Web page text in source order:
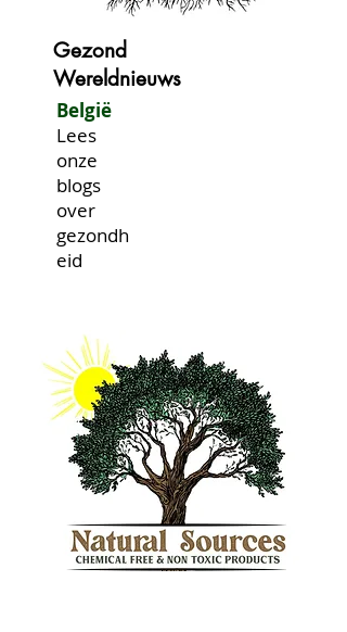
Gezond
Wereldnieuws
België
Lees
onze
blogs
over
gezondh
eid